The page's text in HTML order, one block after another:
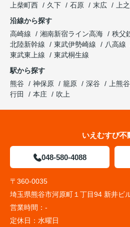
上柴町西
久下 石原 末広
上之
沿線から探す
高崎線
湘南新宿ライン高海 秩父
北陸新幹線
東武伊勢崎線 八高線
東武東上線
東武桐生線
駅から探す
熊谷
神保原 籠原 深谷 上熊谷
行田
本庄 吹上
いえむすび不
048-580-4088
〒360-0035
埼玉県熊谷市河原町１丁目94 新井ビ
営業時間： -
定休日： 水曜日